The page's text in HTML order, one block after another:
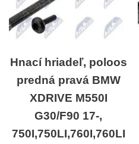
Hnací hriadeľ, poloos
predná pravá BMW
XDRIVE M550I
G30/F90 17-,
750I,750LI,760I,760LI